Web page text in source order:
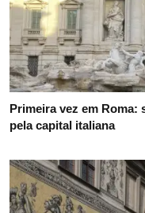
Primeira vez em Roma:
pela capital italiana